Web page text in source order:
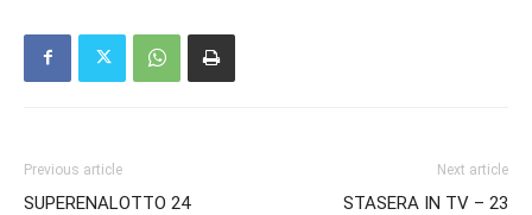
Previous article
SUPERENALOTTO 24
Next article
STASERA IN TV – 23